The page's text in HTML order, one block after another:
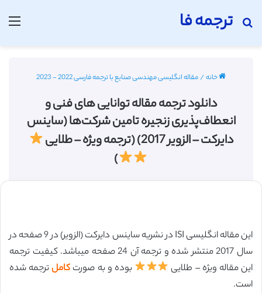
ترجمه فا
جستجو برای
خانه/مقاله انگلیسی مهندسی صنایع با ترجمه فارسی 2022 - 2023
دانلود ترجمه مقاله توانایی های فنی و
انعطاف‌پذیری زنجیره تامین شرکت‌ها (ساینس
دایرکت – الزویر 2017) (ترجمه ویژه – طلایی
)
این مقاله انگلیسی ISI در نشریه ساینس دایرکت (الزویر) در 9 صفحه در
سال 2017 منتشر شده و ترجمه آن 24 صفحه میباشد. کیفیت ترجمه
این مقاله ویژه – طلایی
بوده و به صورت کاملترجمه شده
است.